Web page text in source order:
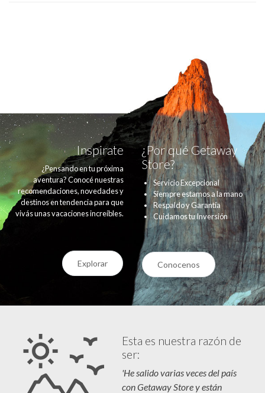
Inspirate
¿Pensando en tu próxima
aventura? Conocé nuestras
recomendaciones, novedades y
destinos en tendencia para que
vivás unas vacaciones increíbles.
¿Por qué Getaway
Store?
Servicio Excepcional
Siempre estamos a la mano
Respaldo y Garantía
Cuidamos tu Inversión
Explorar Conocenos
Esta es nuestra razón de
ser:
'He salido varias veces del país
con Getaway Store y están